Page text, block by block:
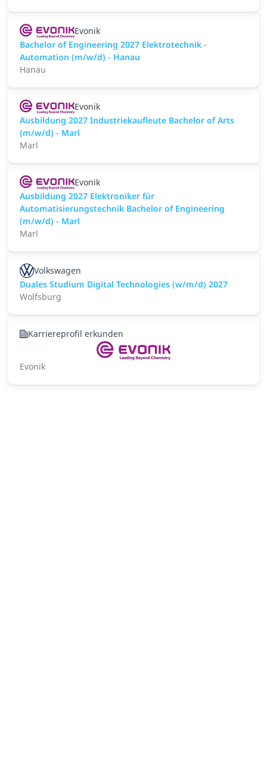
Evonik
Bachelor of Engineering 2027 Elektrotechnik -
Automation (m/w/d) - Hanau
Hanau
Evonik
Ausbildung 2027 Industriekaufleute Bachelor of Arts
(m/w/d) - Marl
Marl
Evonik
Ausbildung 2027 Elektroniker für
Automatisierungstechnik Bachelor of Engineering
(m/w/d) - Marl
Marl
Volkswagen
Duales Studium Digital Technologies (w/m/d) 2027
Wolfsburg
Karriereprofil erkunden
Evonik